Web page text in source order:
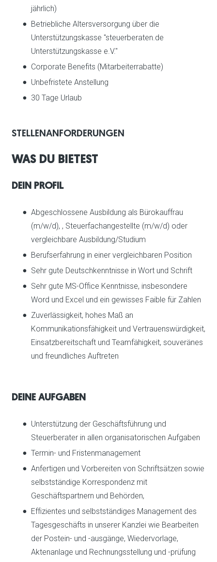
jährlich)
Betriebliche Altersversorgung über die
Unterstützungskasse "steuerberaten.de
Unterstützungskasse e.V."
Corporate Benefits (Mitarbeiterrabatte)
Unbefristete Anstellung
30 Tage Urlaub
STELLENANFORDERUNGEN
WAS DU BIETEST
DEIN PROFIL
Abgeschlossene Ausbildung als Bürokauffrau
(m/w/d), , Steuerfachangestellte (m/w/d) oder
vergleichbare Ausbildung/Studium
Berufserfahrung in einer vergleichbaren Position
Sehr gute Deutschkenntnisse in Wort und Schrift
Sehr gute MS-Office Kenntnisse, insbesondere
Word und Excel und ein gewisses Faible für Zahlen
Zuverlässigkeit, hohes Maß an
Kommunikationsfähigkeit und Vertrauenswürdigkeit,
Einsatzbereitschaft und Teamfähigkeit, souveränes
und freundliches Auftreten
DEINE AUFGABEN
Unterstützung der Geschäftsführung und
Steuerberater in allen organisatorischen Aufgaben
Termin- und Fristenmanagement
Anfertigen und Vorbereiten von Schriftsätzen sowie
selbstständige Korrespondenz mit
Geschäftspartnern und Behörden,
Effizientes und selbstständiges Management des
Tagesgeschäfts in unserer Kanzlei wie Bearbeiten
der Postein- und -ausgänge, Wiedervorlage,
Aktenanlage und Rechnungsstellung und -prüfung